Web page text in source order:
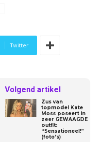
Twitter
Volgend artikel
Zus van
topmodel Kate
Moss poseert in
zeer GEWAAGDE
outfit:
“Sensationeel!”
(foto’s)